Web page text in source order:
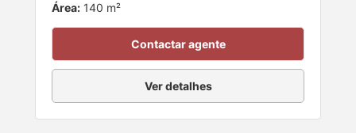
Área: 140 m²
Contactar agente
Ver detalhes